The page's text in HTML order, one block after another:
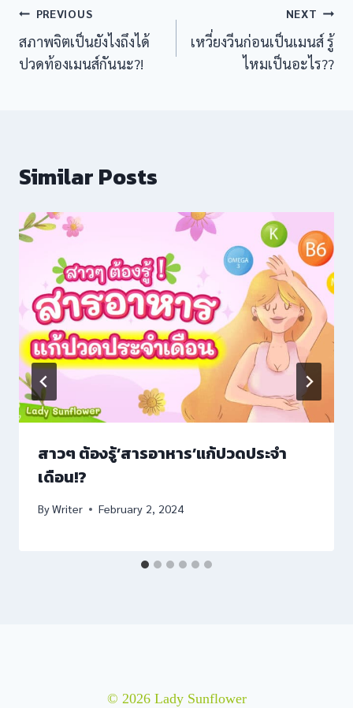
Post
navigation
PREVIOUS
สภาพจิตเป็นยังไงถึงได้
ปวดท้องเมนส์กันนะ?!
NEXT
เหวี่ยงวีนก่อนเป็นเมนส์ รู้
ไหมเป็นอะไร??
Similar Posts
สาวๆ ต้องรู้’สารอาหาร’แก้ปวดประจำ
เดือน!?
ByWriter February 2, 2024
© 2026 Lady Sunflower